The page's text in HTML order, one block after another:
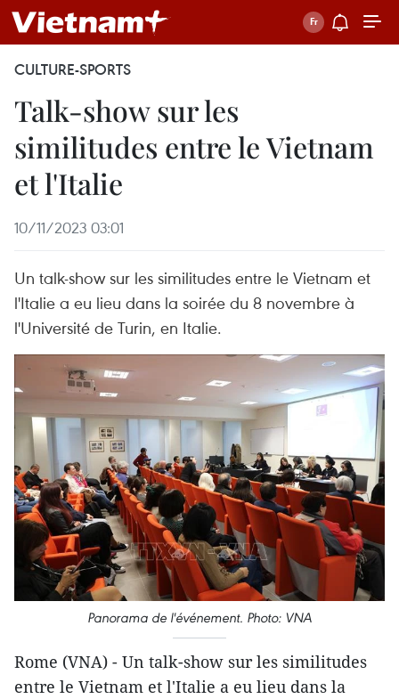
CULTURE-SPORTS
Talk-show sur les
similitudes entre le Vietnam
et l'Italie
10/11/2023 03:01
Un talk-show sur les similitudes entre le Vietnam et
l'Italie a eu lieu dans la soirée du 8 novembre à
l'Université de Turin, en Italie.
Panorama de l'événement. Photo: VNA
Rome (VNA) - Un talk-show sur les similitudes
entre le Vietnam et l'Italie a eu lieu dans la